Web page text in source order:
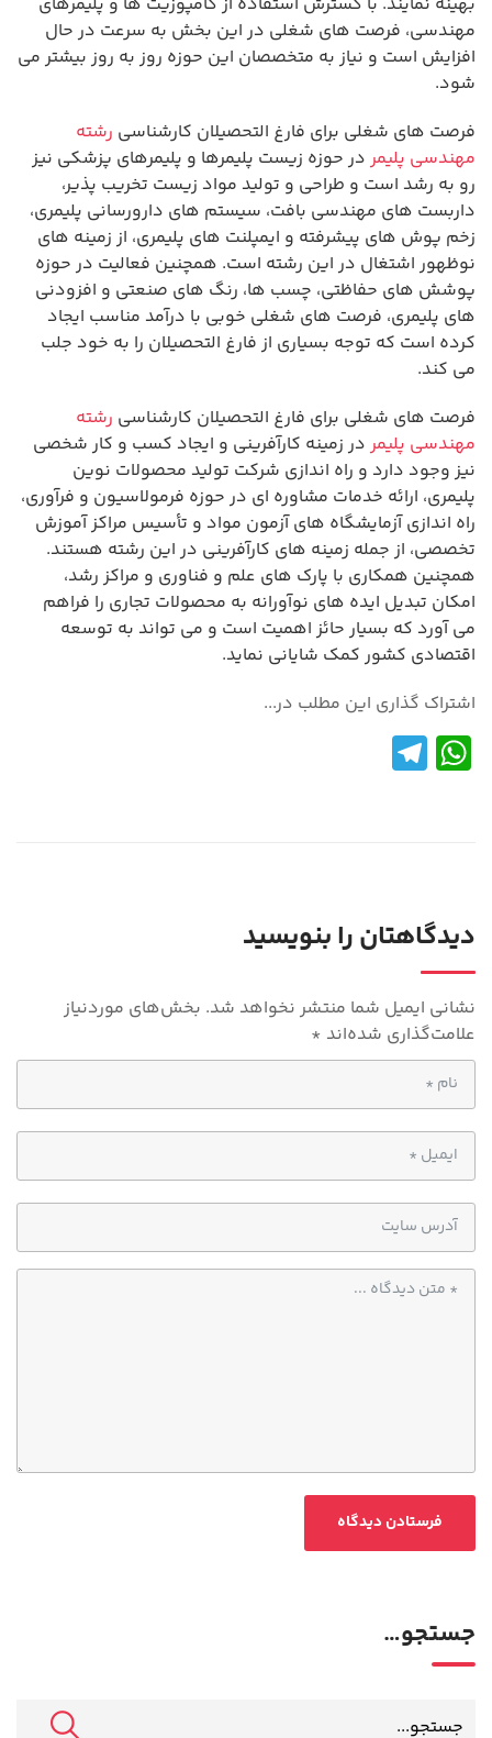
مهندسی، فرصت های شغلی در این بخش به سرعت در حال
افزایش است و نیاز به متخصصان این حوزه روز به روز بیشتر می
شود.
فرصت های شغلی برای فارغ التحصیلان کارشناسی رشته
مهندسی پلیمر در حوزه زیست پلیمرها و پلیمرهای پزشکی نیز
رو به رشد است و طراحی و تولید مواد زیست تخریب پذیر،
داربست های مهندسی بافت، سیستم های دارورسانی پلیمری،
زخم پوش های پیشرفته و ایمپلنت های پلیمری، از زمینه های
نوظهور اشتغال در این رشته است. همچنین فعالیت در حوزه
پوشش های حفاظتی، چسب ها، رنگ های صنعتی و افزودنی
های پلیمری، فرصت های شغلی خوبی با درآمد مناسب ایجاد
کرده است که توجه بسیاری از فارغ التحصیلان را به خود جلب
می کند.
فرصت های شغلی برای فارغ التحصیلان کارشناسی رشته
مهندسی پلیمر در زمینه کارآفرینی و ایجاد کسب و کار شخصی
نیز وجود دارد و راه اندازی شرکت تولید محصولات نوین
پلیمری، ارائه خدمات مشاوره ای در حوزه فرمولاسیون و فرآوری،
راه اندازی آزمایشگاه های آزمون مواد و تأسیس مراکز آموزش
تخصصی، از جمله زمینه های کارآفرینی در این رشته هستند.
همچنین همکاری با پارک های علم و فناوری و مراکز رشد،
امکان تبدیل ایده های نوآورانه به محصولات تجاری را فراهم
می آورد که بسیار حائز اهمیت است و می تواند به توسعه
اقتصادی کشور کمک شایانی نماید.
اشتراک گذاری این مطلب در...
W
h
p
p
دیدگاهتان را بنویسید
نشانی ایمیل شما منتشر نخواهد شد. بخش‌های موردنیاز
علامت‌گذاری شده‌اند *
جستجو…